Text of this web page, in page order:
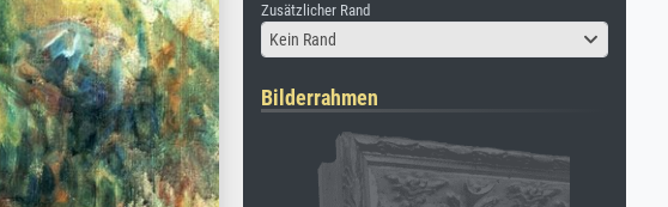
Zusätzlicher Rand
Kein Rand
Bilderrahmen